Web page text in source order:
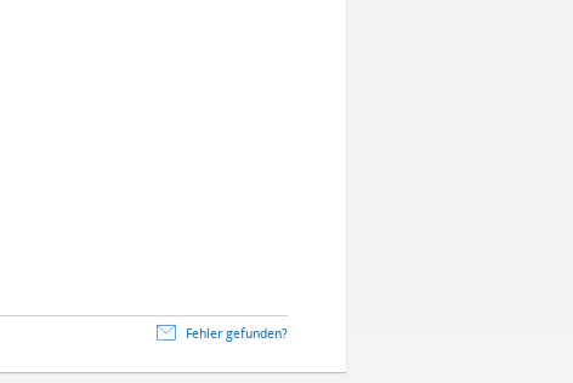
Fehler gefunden?